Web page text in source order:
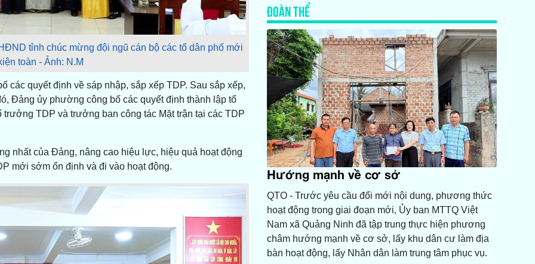
tỉnh chúc mừng đội ngũ cán bộ các tổ dân phố mới
toàn - Ảnh: N.M
quyết định về sáp nhập, sắp xếp TDP. Sau sắp xếp,
Đảng ủy phường công bố các quyết định thành lập tổ
TDP và trưởng ban công tác Mặt trận tại các TDP
nhất của Đảng, nâng cao hiệu lực, hiệu quả hoạt động
mới sớm ổn định và đi vào hoạt động.
ĐOÀN THỂ
Hướng mạnh về cơ sở
QTO - Trước yêu cầu đổi mới nội dung, phương thức
hoạt động trong giai đoạn mới, Ủy ban MTTQ Việt
Nam xã Quảng Ninh đã tập trung thực hiện phương
châm hướng mạnh về cơ sở, lấy khu dân cư làm địa
bàn hoạt động, lấy Nhân dân làm trung tâm phục vụ.